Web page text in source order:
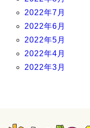
2022年7月
2022年6月
2022年5月
2022年4月
2022年3月